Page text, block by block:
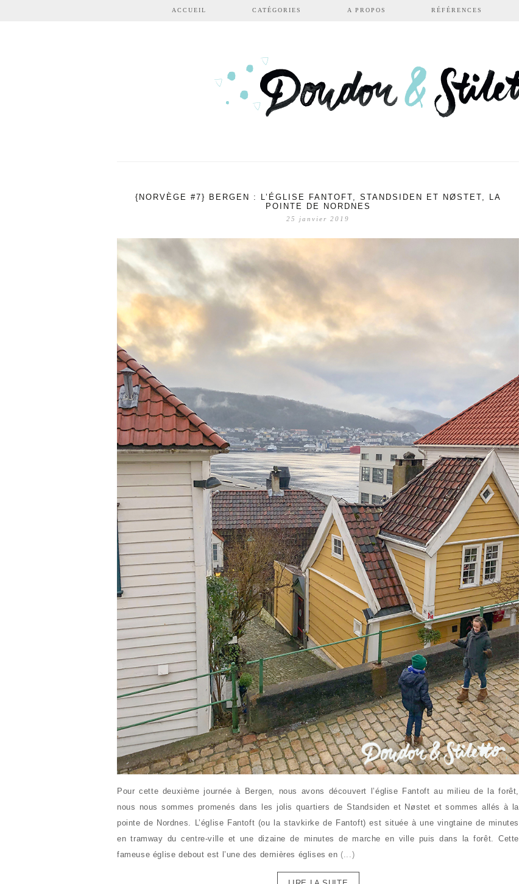
Aller au contenu principal
ACCUEIL CATÉGORIES A PROPOS RÉFÉRENCES
{NORVÈGE #7} BERGEN : L’ÉGLISE FANTOFT, STANDSIDEN ET NØSTET, LA
POINTE DE NORDNES
25 janvier 2019
Pour cette deuxième journée à Bergen, nous avons découvert l’église Fantoft au milieu de la forêt,
nous nous sommes promenés dans les jolis quartiers de Standsiden et Nøstet et sommes allés à la
pointe de Nordnes. L’église Fantoft (ou la stavkirke de Fantoft) est située à une vingtaine de minutes
en tramway du centre-ville et une dizaine de minutes de marche en ville puis dans la forêt. Cette
fameuse église debout est l’une des dernières églises en (...)